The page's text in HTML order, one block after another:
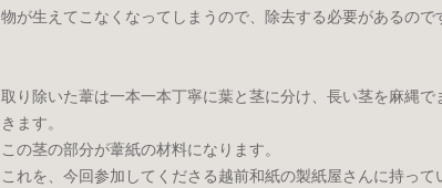
物が生えてこなくなってしまうので、除去する必要があるので
取り除いた葦は一本一本丁寧に葉と茎に分け、長い茎を麻縄で
きます。
この茎の部分が葦紙の材料になります。
これを、今回参加してくださる越前和紙の製紙屋さんに持って